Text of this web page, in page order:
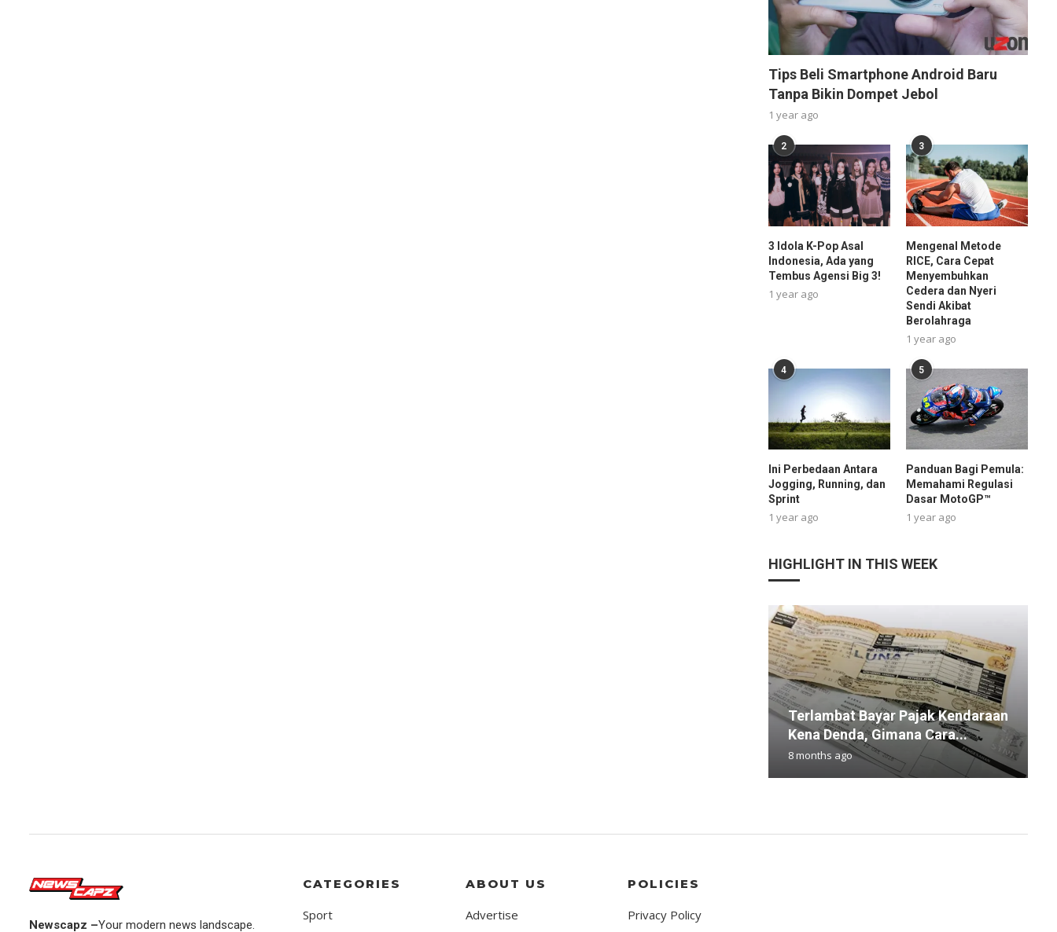
Tips Beli Smartphone Android Baru
Tanpa Bikin Dompet Jebol
1 year ago
2
3 Idola K-Pop Asal
Indonesia, Ada yang
Tembus Agensi Big 3!
1 year ago
3
Mengenal Metode
RICE, Cara Cepat
Menyembuhkan
Cedera dan Nyeri
Sendi Akibat
Berolahraga
1 year ago
4
Ini Perbedaan Antara
Jogging, Running, dan
Sprint
1 year ago
5
Panduan Bagi Pemula:
Memahami Regulasi
Dasar MotoGP™
1 year ago
HIGHLIGHT IN THIS WEEK
Terlambat Bayar Pajak Kendaraan
Kena Denda, Gimana Cara...
8 months ago
Newscapz –Your modern news landscape.
CATEGORIES
Sport
ABOUT US
Advertise
POLICIES
Privacy Policy